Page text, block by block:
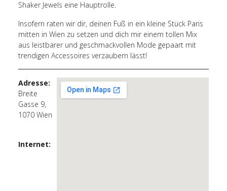
Shaker Jewels eine Hauptrolle.
Insofern raten wir dir, deinen Fuß in ein kleine Stück Paris
mitten in Wien zu setzen und dich mir einem tollen Mix
aus leistbarer und geschmackvollen Mode gepaart mit
trendigen Accessoires verzaubern lässt!
Adresse:
Breite
Gasse 9,
1070 Wien
Internet: